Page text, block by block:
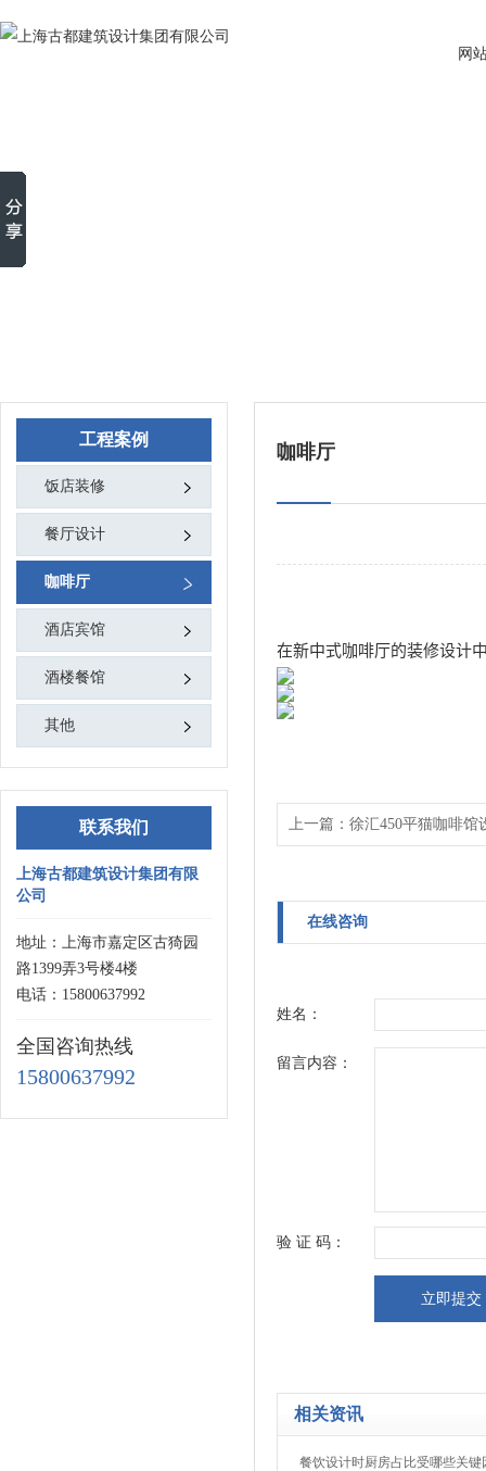
网
工程案例
饭店装修
餐厅设计
咖啡厅
酒店宾馆
酒楼餐馆
其他
联系我们
上海古都建筑设计集团有限
公司
地址：上海市嘉定区古猗园
路1399弄3号楼4楼
电话：15800637992
全国咨询热线
15800637992
咖啡厅
在新中式咖啡厅的装修设计
上一篇： 徐汇450平猫咖啡馆
在线咨询
姓名：
留言内容：
验 证 码：
相关资讯
餐饮设计时厨房占比受哪些关键